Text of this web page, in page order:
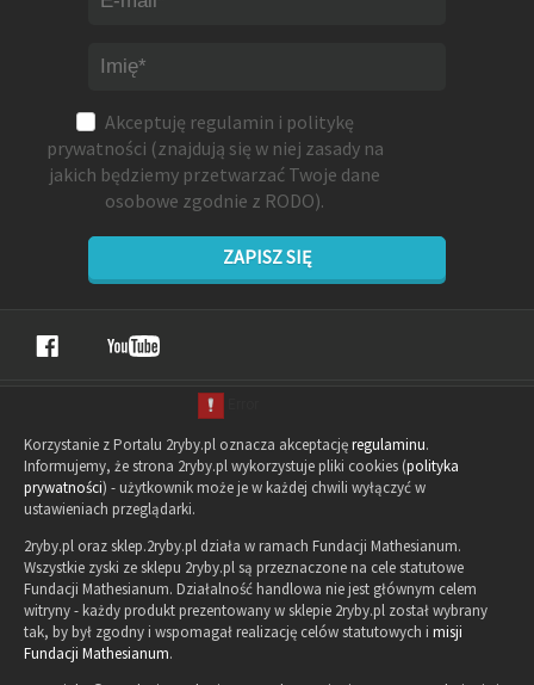
Akceptuję regulamin i politykę
prywatności (znajdują się w niej zasady na
jakich będziemy przetwarzać Twoje dane
osobowe zgodnie z RODO).
ZAPISZ SIĘ
Korzystanie z Portalu 2ryby.pl oznacza akceptacjęregulaminu.
Informujemy, że strona 2ryby.pl wykorzystuje pliki cookies (polityka
prywatności) - użytkownik może je w każdej chwili wyłączyć w
ustawieniach przeglądarki.
2ryby.pl oraz sklep.2ryby.pl działa w ramach Fundacji Mathesianum.
Wszystkie zyski ze sklepu 2ryby.pl są przeznaczone na cele statutowe
Fundacji Mathesianum. Działalność handlowa nie jest głównym celem
witryny - każdy produkt prezentowany w sklepie 2ryby.pl został wybrany
tak, by był zgodny i wspomagał realizację celów statutowych i misji
Fundacji Mathesianum.